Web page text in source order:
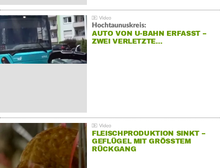
Hochtaunuskreis:
AUTO VON U-BAHN ERFASST –
ZWEI VERLETZTE…
FLEISCHPRODUKTION SINKT –
GEFLÜGEL MIT GRÖSSTEM R
ÜCKGANG